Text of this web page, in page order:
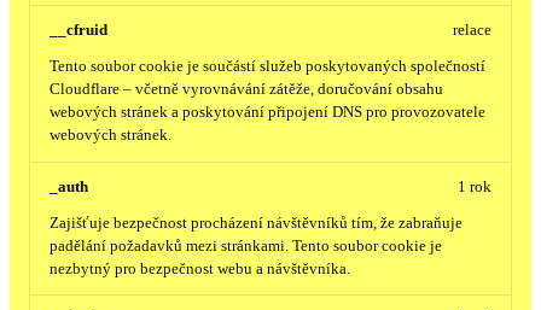
__cfruid
Tento soubor cookie je součástí služeb poskytovaných společností
Cloudflare – včetně vyrovnávání zátěže, doručování obsahu
webových stránek a poskytování připojení DNS pro provozovatele
webových stránek.
relace
_auth
Zajišťuje bezpečnost procházení návštěvníků tím, že zabraňuje
padělání požadavků mezi stránkami. Tento soubor cookie je
nezbytný pro bezpečnost webu a návštěvníka.
1 rok